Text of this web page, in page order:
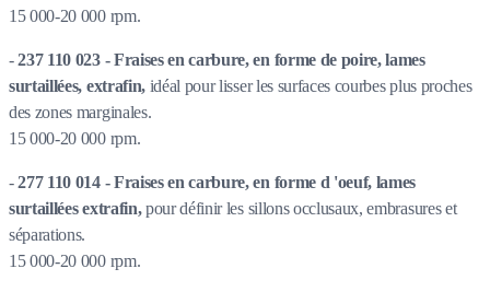
15 000-20 000 rpm.
-237 110 023 - Fraises en carbure, en forme de poire, lames
surtaillées, extrafin,idéal pour lisser les surfaces courbes plus proches
des zones marginales.
15 000-20 000 rpm.
-277 110 014 - Fraises en carbure, en forme d 'oeuf, lames
surtaillées extrafin,pour définir les sillons occlusaux, embrasures et
séparations.
15 000-20 000 rpm.